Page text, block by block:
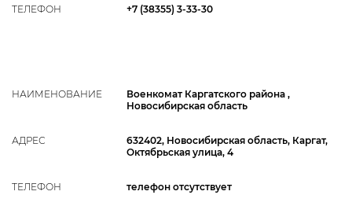
ТЕЛЕФОН +7 (38355) 3-33-30
НАИМЕНОВАНИЕ
Военкомат Каргатского района ,
Новосибирская область
АДРЕС
632402, Новосибирская область, Каргат,
Октябрьская улица, 4
ТЕЛЕФОН телефон отсутствует